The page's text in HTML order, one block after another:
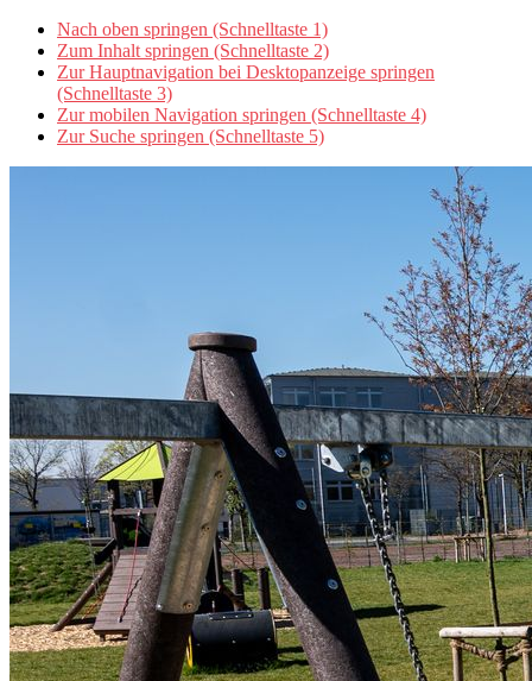
Nach oben springen (Schnelltaste 1)
Zum Inhalt springen (Schnelltaste 2)
Zur Hauptnavigation bei Desktopanzeige springen
(Schnelltaste 3)
Zur mobilen Navigation springen (Schnelltaste 4)
Zur Suche springen (Schnelltaste 5)